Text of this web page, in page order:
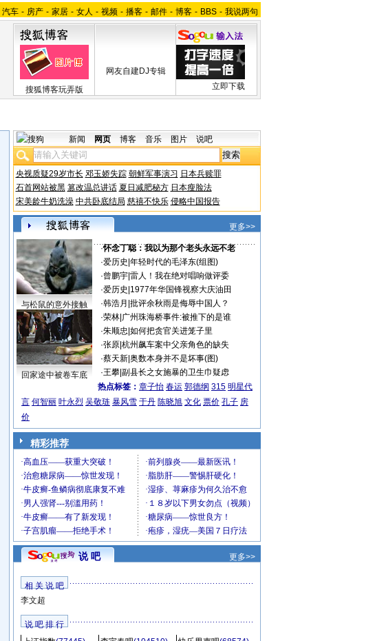
汽车 - 房产 - 家居 - 女人 - 视频 - 播客 - 邮件 - 博客 - BBS - 我说两句
搜狐博客玩弄版
网友自建DJ专辑
立即下载
新闻 网页 博客 音乐 图片 说吧
央视质疑29岁市长 邓玉娇失踪 朝鲜军事演习 日本兵赎罪
石首网站被黑 篡改温总讲话 夏日减肥秘方 日本瘦脸法
宋美龄牛奶洗澡 中共卧底结局 慈禧不快乐 侵略中国报告
更多>>
与松鼠的意外接触
回家途中被卷车底
·怀念丁聪：我以为那个老头永远不老
·爱历史 年轻时代的毛泽东(组图)
·曾鹏宇| 雷人！我在绝对唱响做评委
·爱历史 1977年华国锋视察大庆油田
·韩浩月 批评余秋雨是侮辱中国人？
·荣林| 广州珠海桥事件:被推下的是谁
·朱顺忠 如何把贪官关进笼子里
·张原| 杭州飙车案中父亲角色的缺失
·蔡天新| 奥数本身并不是坏事(图)
·王攀| 副县长之女施暴的卫生巾疑虑
热点标签： 章子怡 春运 郭德纲 315 明星代
言 何智丽 叶永烈 吴敬琏 暴风雪 于丹 陈晓旭 文化 票价 孔子 房
价
精彩推荐
说 吧 更多>>
相 关 说 吧
李文超
说 吧 排 行